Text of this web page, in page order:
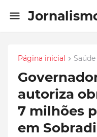
Página inicial Saúde
autoriza
7 milhões
em